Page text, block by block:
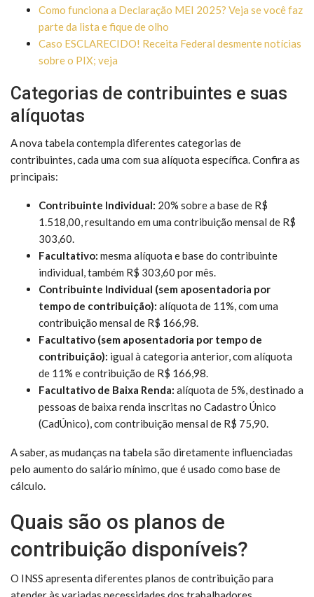
Como funciona a Declaração MEI 2025? Veja se você faz
parte da lista e fique de olho
Caso ESCLARECIDO! Receita Federal desmente notícias
sobre o PIX; veja
Categorias de contribuintes e suas
alíquotas
A nova tabela contempla diferentes categorias de
contribuintes, cada uma com sua alíquota específica. Confira as
principais:
Contribuinte Individual: 20% sobre a base de R$
1.518,00, resultando em uma contribuição mensal de R$
303,60.
Facultativo: mesma alíquota e base do contribuinte
individual, também R$ 303,60 por mês.
Contribuinte Individual (sem aposentadoria por
tempo de contribuição): alíquota de 11%, com uma
contribuição mensal de R$ 166,98.
Facultativo (sem aposentadoria por tempo de
contribuição): igual à categoria anterior, com alíquota
de 11% e contribuição de R$ 166,98.
Facultativo de Baixa Renda: alíquota de 5%, destinado a
pessoas de baixa renda inscritas no Cadastro Único
(CadÚnico), com contribuição mensal de R$ 75,90.
A saber, as mudanças na tabela são diretamente influenciadas
pelo aumento do salário mínimo, que é usado como base de
cálculo.
Quais são os planos de
contribuição disponíveis?
O INSS apresenta diferentes planos de contribuição para